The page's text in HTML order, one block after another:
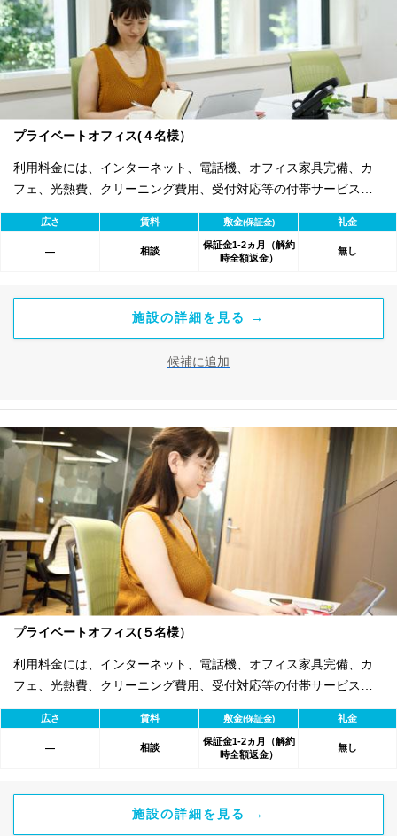
プライベートオフィス(４名様）
利用料金には、インターネット、電話機、オフィス家具完備、カ
フェ、光熱費、クリーニング費用、受付対応等の付帯サービスす
べて含まれ、追加料金不要です。 また適宜キャンペーン、契約期
間による割引特典あります。
広さ 賃料 敷金(保証金) 礼金
― 相談
保証金1-2ヵ月（解約
時全額返金）
無し
施設の詳細を見る →
候補に追加
プライベートオフィス(５名様）
利用料金には、インターネット、電話機、オフィス家具完備、カ
フェ、光熱費、クリーニング費用、受付対応等の付帯サービスす
べて含まれ、追加料金不要です。 また適宜キャンペーン、契約期
間による割引特典あります。
広さ 賃料 敷金(保証金) 礼金
― 相談
保証金1-2ヵ月（解約
時全額返金）
無し
施設の詳細を見る →